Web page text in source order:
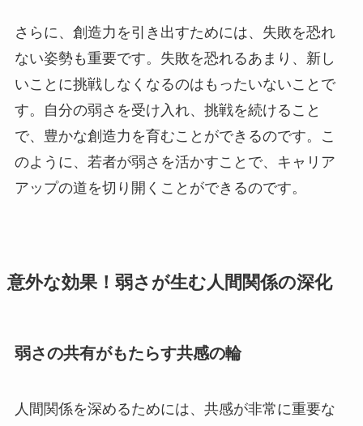
さらに、創造力を引き出すためには、失敗を恐れ
ない姿勢も重要です。失敗を恐れるあまり、新し
いことに挑戦しなくなるのはもったいないことで
す。自分の弱さを受け入れ、挑戦を続けること
で、豊かな創造力を育むことができるのです。こ
のように、若者が弱さを活かすことで、キャリア
アップの道を切り開くことができるのです。
意外な効果！弱さが生む人間関係の深化
弱さの共有がもたらす共感の輪
人間関係を深めるためには、共感が非常に重要な